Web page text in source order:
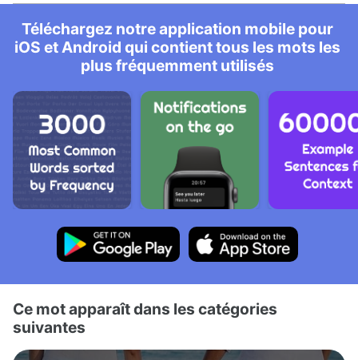
Téléchargez notre application mobile pour
iOS et Android qui contient tous les mots les
plus fréquemment utilisés
Ce mot apparaît dans les catégories
suivantes